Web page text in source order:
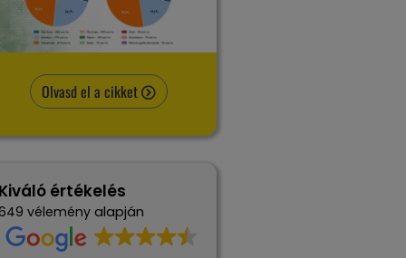
Olvasd el a cikket
Kiváló értékelés
vélemény alapján